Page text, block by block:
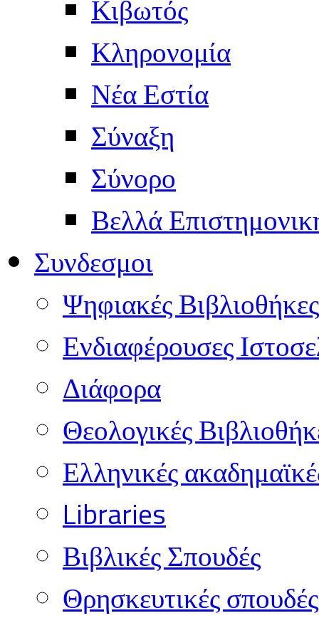
Κιβωτός
Κληρονομία
Νέα Εστία
Σύναξη
Σύνορο
Βελλά
Συνδεσμοι
Ψηφιακές Βιβλιοθήκες
Ενδιαφέρουσες
Διάφορα
Θεολογικές
Ελληνικές
Libraries
Βιβλικές Σπουδές
Θρησκευτικές